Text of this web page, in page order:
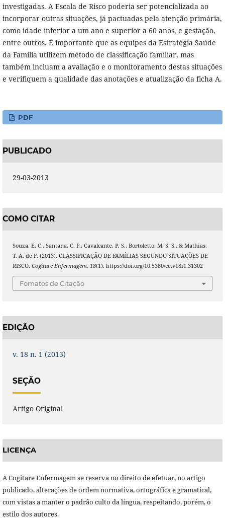
investigadas. A Escala de Risco poderia ser potencializada ao
incorporar outras situações, já pactuadas pela atenção primária,
como idade inferior a um ano e superior a 60 anos, e gestação,
entre outros. É importante que as equipes da Estratégia Saúde
da Família utilizem método de classificação familiar, mas
também incluam a avaliação e o monitoramento destas situações
e verifiquem a qualidade das anotações e atualização da ficha A.
PDF
PUBLICADO
29-03-2013
COMO CITAR
Souza, E. C., Santana, C. P., Cavalcante, P. S., Bortoletto, M. S. S., & Mathias,
T. A. de F. (2013). CLASSIFICAÇÃO DE FAMÍLIAS SEGUNDO SITUAÇÕES DE
RISCO. Cogitare Enfermagem, 18(1). https://doi.org/10.5380/ce.v18i1.31302
Fomatos de Citação
EDIÇÃO
v. 18 n. 1 (2013)
SEÇÃO
Artigo Original
LICENÇA
A Cogitare Enfermagem se reserva no direito de efetuar, no artigo
publicado, alterações de ordem normativa, ortográfica e gramatical,
com vistas a manter o padrão culto da língua, respeitando, porém, o
estilo dos autores.